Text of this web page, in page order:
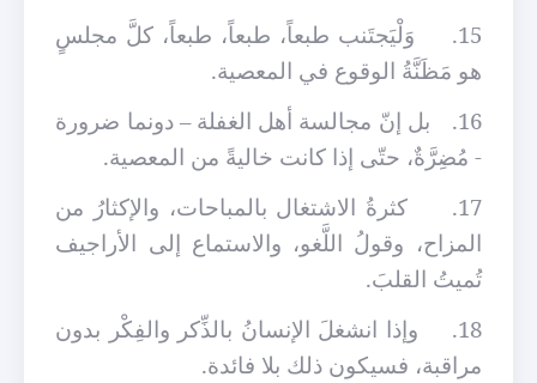
15.
وَلْيَجتَنب طبعاً، طبعاً، طبعاً، كلَّ مجلسٍ
هو مَظَنَّةُ الوقوع في المعصية.
16.
بل إنّ مجالسة أهل الغفلة – دونما ضرورة
- مُضِرَّةٌ، حتّى إذا كانت خاليةً من المعصية.
17.
كثرةُ الاشتغال بالمباحات، والإكثارُ من
المزاح، وقولُ اللَّغو، والاستماع إلى الأراجيف
تُميتُ القلبَ.
18.
وإذا انشغلَ الإنسانُ بالذِّكر والفِكْر بدون
مراقبة، فسيكون ذلك بلا فائدة.